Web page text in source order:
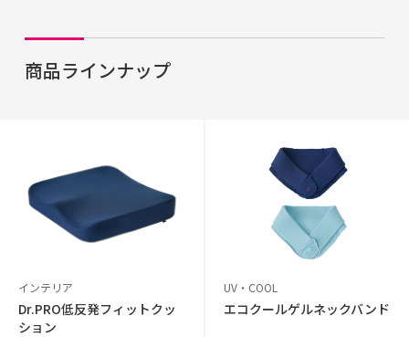
商品ラインナップ
インテリア
Dr.PRO低反発フィットクッ
ション
UV・COOL
エコクールゲルネックバンド